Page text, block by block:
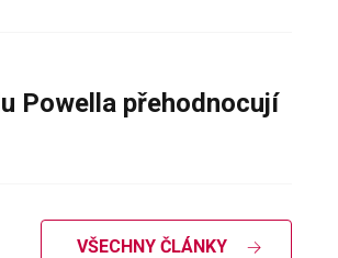
Powella přehodnocují
VŠECHNY ČLÁNKY